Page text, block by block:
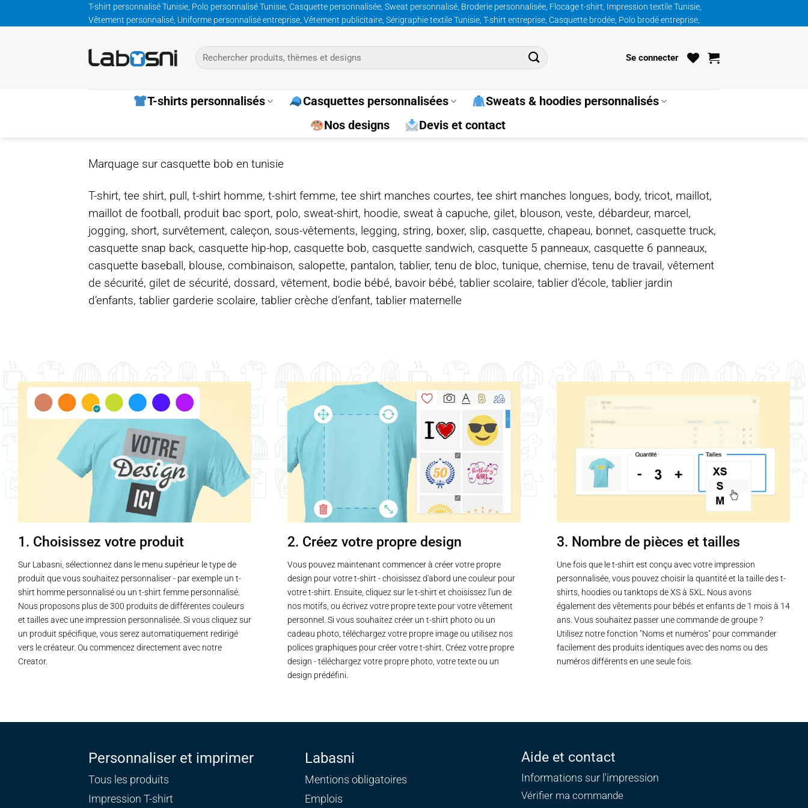
au
T-shirt personnalisé Tunisie, Polo personnalisé Tunisie, Casquette personnalisée, Sweat personnalisé, Broderie personnalisée, Flocage t-shirt, Impression textile Tunisie,
Vêtement personnalisé, Uniforme personnalisé entreprise, Vêtement publicitaire, Sérigraphie textile Tunisie, T-shirt entreprise, Casquette brodée, Polo brodé entreprise,
Recherche
pour :
Se connecter
T-shirts personnalisés Casquettes personnalisées
Sweats & hoodies personnalisés
Nos designs
Devis et contact
Marquage sur casquette bob en tunisie
T-shirt, tee shirt, pull, t-shirt homme, t-shirt femme, tee shirt manches courtes, tee shirt manches longues, body, tricot, maillot,
maillot de football, produit bac sport, polo, sweat-shirt, hoodie, sweat à capuche, gilet, blouson, veste, débardeur, marcel,
jogging, short, survêtement, caleçon, sous-vêtements, legging, string, boxer, slip, casquette, chapeau, bonnet, casquette truck,
casquette snap back, casquette hip-hop, casquette bob, casquette sandwich, casquette 5 panneaux, casquette 6 panneaux,
casquette baseball, blouse, combinaison, salopette, pantalon, tablier, tenu de bloc, tunique, chemise, tenu de travail, vêtement
de sécurité, gilet de sécurité, dossard, vêtement, bodie bébé, bavoir bébé, tablier scolaire, tablier d’école, tablier jardin
d’enfants, tablier garderie scolaire, tablier crèche d’enfant, tablier maternelle
1. Choisissez votre produit
Sur Labasni, sélectionnez dans le menu supérieur le type de
produit que vous souhaitez personnaliser - par exemple un t-
shirt homme personnalisé ou un t-shirt femme personnalisé.
Nous proposons plus de 300 produits de différentes couleurs
et tailles avec une impression personnalisée. Si vous cliquez sur
un produit spécifique, vous serez automatiquement redirigé
vers le créateur. Ou commencez directement avec notre
Creator.
2. Créez votre propre design
Vous pouvez maintenant commencer à créer votre propre
design pour votre t-shirt - choisissez d'abord une couleur pour
votre t-shirt. Ensuite, cliquez sur le t-shirt et choisissez l'un de
nos motifs, ou écrivez votre propre texte pour votre vêtement
personnel. Si vous souhaitez créer un t-shirt photo ou un
cadeau photo, téléchargez votre propre image ou utilisez nos
polices graphiques pour créer votre t-shirt. Créez votre propre
design - téléchargez votre propre photo, votre texte ou un
design prédéfini.
3. Nombre de pièces et tailles
Une fois que le t-shirt est conçu avec votre impression
personnalisée, vous pouvez choisir la quantité et la taille des t-
shirts, hoodies ou tanktops de XS à 5XL. Nous avons
également des vêtements pour bébés et enfants de 1 mois à 14
ans. Vous souhaitez passer une commande de groupe ?
Utilisez notre fonction "Noms et numéros" pour commander
facilement des produits identiques avec des noms ou des
numéros différents en une seule fois.
Personnaliser et imprimer
Tous les produits
Impression T-shirt
Labasni
Mentions obligatoires
Emplois
Aide et contact
Informations sur l'impression
Vérifier ma commande